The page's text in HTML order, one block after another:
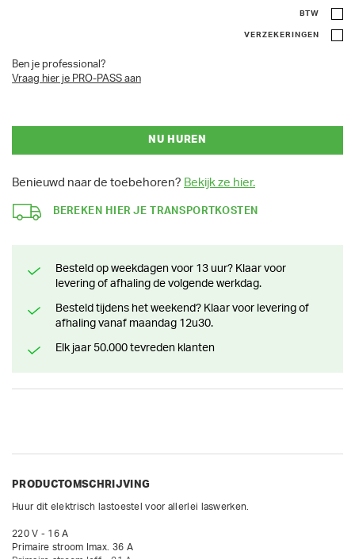
BTW
VERZEKERINGEN
Ben je professional?
Vraag hier je PRO-PASS aan
NU HUREN
Benieuwd naar de toebehoren? Bekijk ze hier.
BEREKEN HIER JE TRANSPORTKOSTEN
Besteld op weekdagen voor 13 uur? Klaar voor
levering of afhaling de volgende werkdag.
Besteld tijdens het weekend? Klaar voor levering of
afhaling vanaf maandag 12u30.
Elk jaar 50.000 tevreden klanten
PRODUCTOMSCHRIJVING
Huur dit elektrisch lastoestel voor allerlei laswerken.
220 V - 16 A
Primaire stroom Imax. 36 A